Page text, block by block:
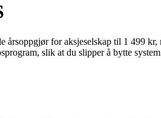
årsoppgjør for aksjeselskap til 1 499
slik at du slipper å bytte